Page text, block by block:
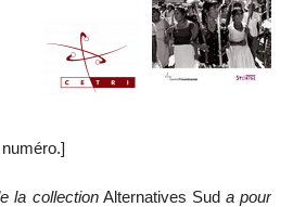
la collectionAlternatives Sud a pour